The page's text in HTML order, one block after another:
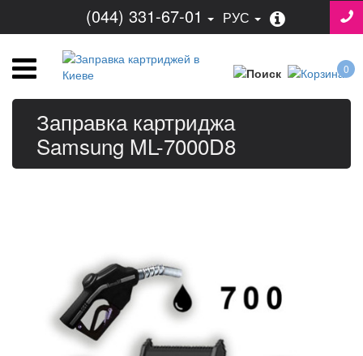
(044) 331-67-01 РУС
0
Заправка картриджа
Samsung ML-7000D8